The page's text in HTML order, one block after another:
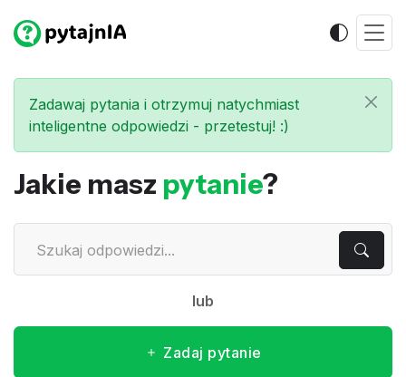
Zadawaj pytania i otrzymuj natychmiast
inteligentne odpowiedzi - przetestuj! :)
Jakie masz pytanie?
lub
Zadaj pytanie